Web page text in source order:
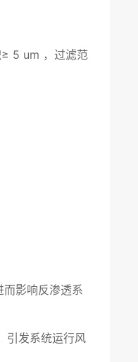
5 um ，过滤范
影响反渗透系
引发系统运行风